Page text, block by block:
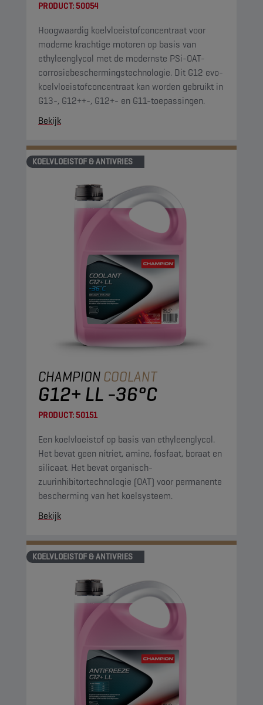
PRODUCT:50054
Hoogwaardig koelvloeistofconcentraat voor
moderne krachtige motoren op basis van
ethyleenglycol met de modernste PSi-OAT-
corrosiebeschermingstechnologie. Dit G12 evo-
koelvloeistofconcentraat kan worden gebruikt in
G13-, G12++-, G12+- en G11-toepassingen.
Bekijk
KOELVLOEISTOF & ANTIVRIES
CHAMPIONCOOLANT
G12+ LL -36°C
PRODUCT:50151
Een koelvloeistof op basis van ethyleenglycol.
Het bevat geen nitriet, amine, fosfaat, boraat en
silicaat. Het bevat organisch-
zuurinhibitortechnologie (OAT) voor permanente
bescherming van het koelsysteem.
Bekijk
KOELVLOEISTOF & ANTIVRIES